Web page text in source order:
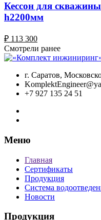
Кессон для
h2200мм
₽ 113 300
Смотрели ранее
г. Саратов,
+7 927 135 24 51
Меню
Главная
Сертификаты
Продукция
Система
Новости
Продукция